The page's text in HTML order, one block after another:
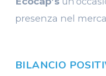
presenza nel
BILANCIO